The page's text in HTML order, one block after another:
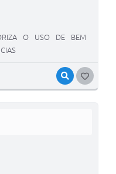
VISUALIZAR
O USO DE BEM